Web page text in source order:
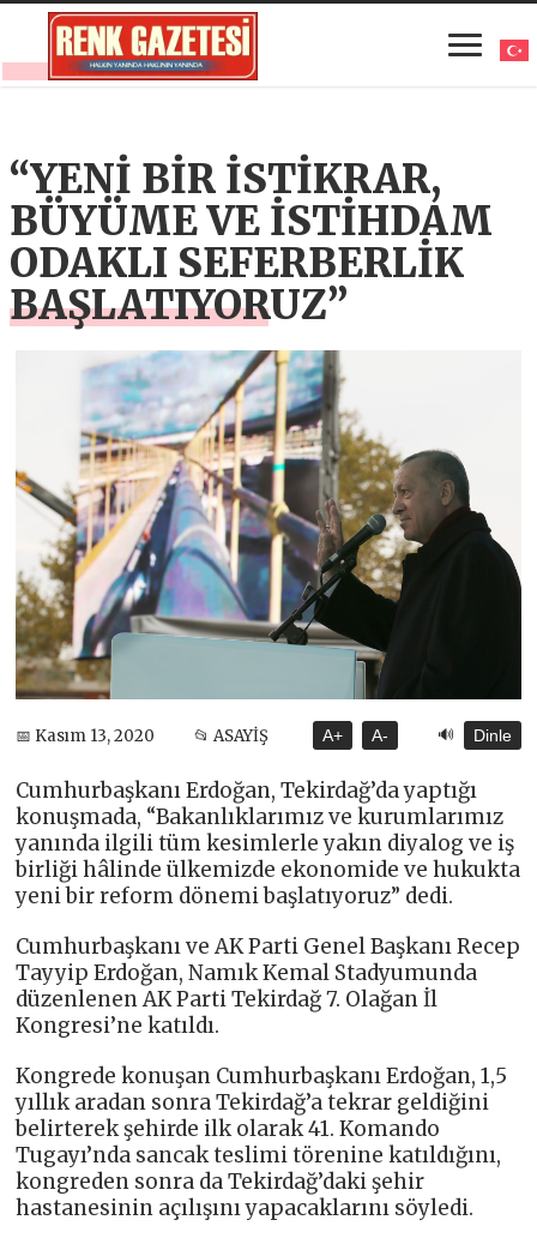
“YENİ BİR İSTİKRAR,
BÜYÜME VE İSTİHDAM
ODAKLI SEFERBERLİK
BAŞLATIYORUZ”
📅 Kasım 13, 2020 📂 ASAYİŞ A+ A- 🔊 Dinle
Cumhurbaşkanı Erdoğan, Tekirdağ’da yaptığı
konuşmada, “Bakanlıklarımız ve kurumlarımız
yanında ilgili tüm kesimlerle yakın diyalog ve iş
birliği hâlinde ülkemizde ekonomide ve hukukta
yeni bir reform dönemi başlatıyoruz” dedi.
Cumhurbaşkanı ve AK Parti Genel Başkanı Recep
Tayyip Erdoğan, Namık Kemal Stadyumunda
düzenlenen AK Parti Tekirdağ 7. Olağan İl
Kongresi’ne katıldı.
Kongrede konuşan Cumhurbaşkanı Erdoğan, 1,5
yıllık aradan sonra Tekirdağ’a tekrar geldiğini
belirterek şehirde ilk olarak 41. Komando
Tugayı’nda sancak teslimi törenine katıldığını,
kongreden sonra da Tekirdağ’daki şehir
hastanesinin açılışını yapacaklarını söyledi.